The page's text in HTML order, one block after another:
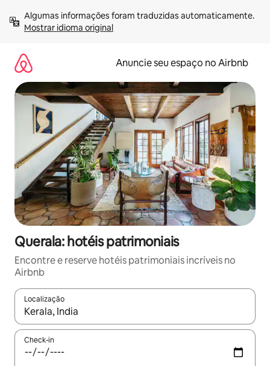
para
Mostrar idioma original
Anuncie seu espaço no Airbnb
Querala: hotéis patrimoniais
Encontre e reserve hotéis patrimoniais incríveis no
Airbnb
Localização
Quando os resultados estiverem disponíveis, explore-os
Check-in